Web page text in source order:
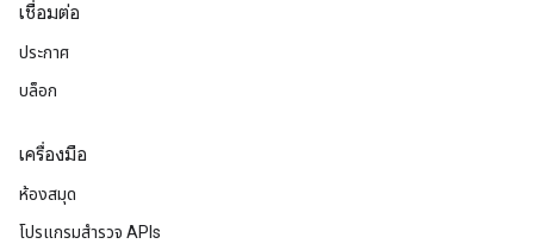
เชื่อมต่อ
ประกาศ
บล็อก
เครื่องมือ
ห้องสมุด
โปรแกรมสำรวจ APIs